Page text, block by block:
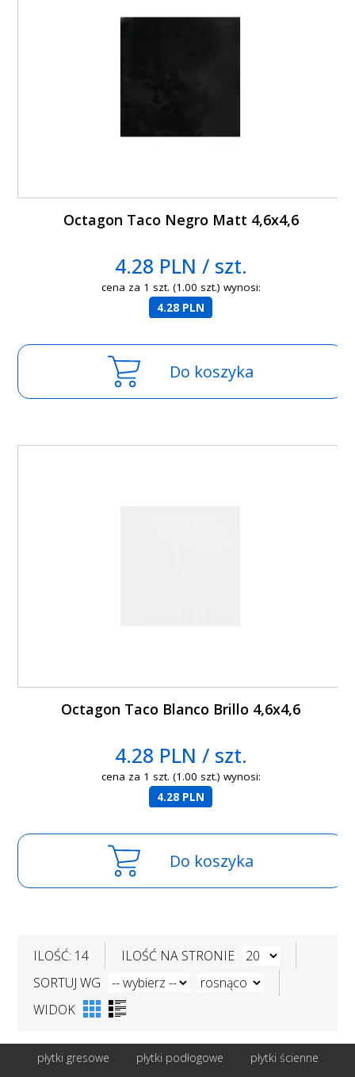
Octagon Taco Negro Matt 4,6x4,6
4.28 PLN / szt.
cena za 1 szt. (1.00 szt.) wynosi:
4.28 PLN
Do koszyka
Octagon Taco Blanco Brillo 4,6x4,6
4.28 PLN / szt.
cena za 1 szt. (1.00 szt.) wynosi:
4.28 PLN
Do koszyka
ILOŚĆ: 14
ILOŚĆ NA STRONIE
SORTUJ WG
WIDOK
płytki gresowe płytki podłogowe
płytki ścienne